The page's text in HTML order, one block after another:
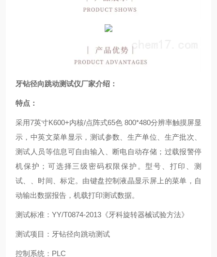
牙钻径向跳动测试仪厂家介绍：
特点：
采用7英寸K600+内核/点阵式65色 800*480分辨率触摸屏显
示，中英文菜单显示，测试参数、生产单位、生产批次、
测试人员等信息可自由输入、断电自动存储；过载报警停
机保护；可选择三级密码权限保护。型号、打印、测
试、、时间、标定。由键盘控制液晶显示屏上的菜单，自
动输出数据报告，机载打印测试数据。
测试标准：YY/T0874-2013《牙科旋转器械试验方法》
测试项目：牙钻径向跳动测试
控制系统：PLC